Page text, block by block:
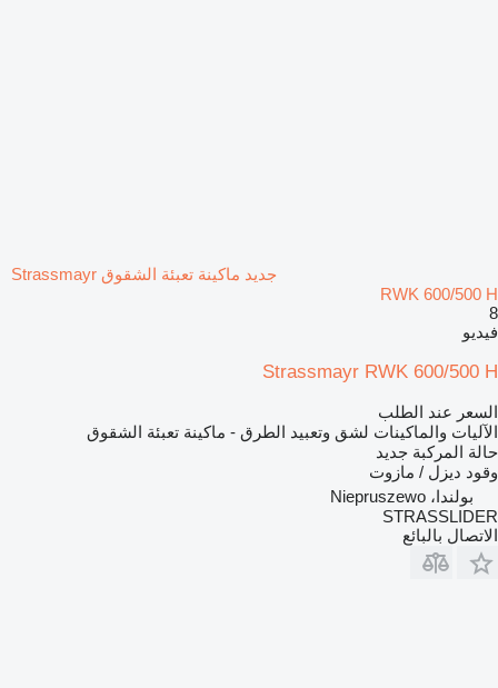
جديد ماكينة تعبئة الشقوق Strassmayr
RWK 600/500 H
8
فيديو
Strassmayr RWK 600/500 H
السعر عند الطلب
الآليات والماكينات لشق وتعبيد الطرق - ماكينة تعبئة الشقوق
حالة المركبة جديد
وقود ديزل / مازوت
بولندا، Niepruszewo
STRASSLIDER
الاتصال بالبائع